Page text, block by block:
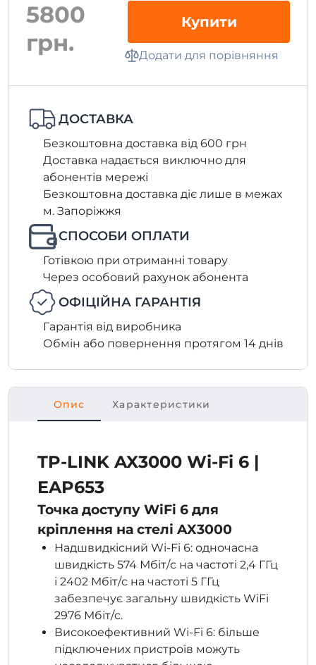
5800
грн.
Купити
Додати для порівняння
ДОСТАВКА
Безкоштовна доставка від 600 грн
Доставка надається виключно для
абонентів мережі
Безкоштовна доставка діє лише в межах
м. Запоріжжя
СПОСОБИ ОПЛАТИ
Готівкою при отриманні товару
Через особовий рахунок абонента
ОФІЦІЙНА ГАРАНТІЯ
Гарантія від виробника
Обмін або повернення протягом 14 днів
Опис Характеристики
TP-LINK AX3000 Wi-Fi 6 |
EAP653
Точка доступу WiFi 6 для
кріплення на стелі AX3000
Надшвидкісний Wi-Fi 6: одночасна
швидкість 574 Мбіт/с на частоті 2,4 ГГц
і 2402 Мбіт/с на частоті 5 ГГц
забезпечує загальну швидкість WiFi
2976 Мбіт/с.
Високоефективний Wi-Fi 6: більше
підключених пристроїв можуть